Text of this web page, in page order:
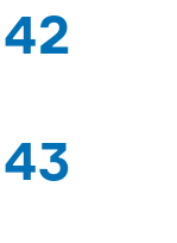
42
43